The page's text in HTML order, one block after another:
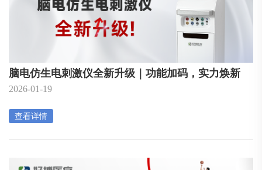
脑电仿生电刺激仪全新升级｜功能加码，实力焕新
2026-01-19
查看详情